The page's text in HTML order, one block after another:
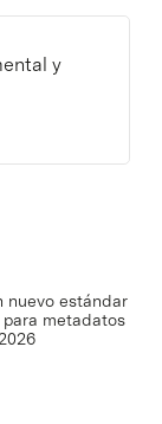
y
nuevo estándar
metadatos